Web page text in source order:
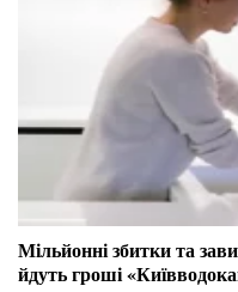
Мільйонні збитки та
йдуть гроші